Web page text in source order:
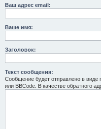
Ваш адрес email:
Ваше имя:
Заголовок:
Текст сообщения:
Сообщение будет отправлено в виде
или BBCode. В качестве обратного